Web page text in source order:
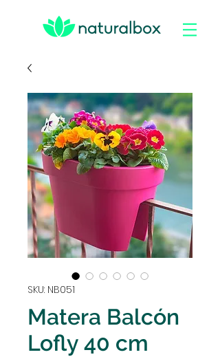
SKU: NB051
Matera Balcón
Lofly 40 cm